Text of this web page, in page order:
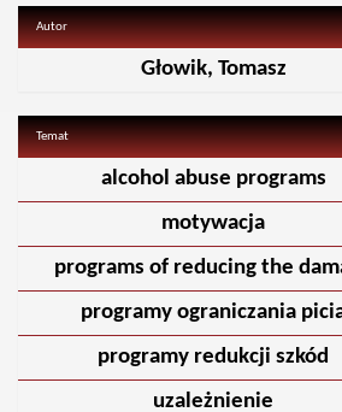
Autor
Głowik, Tomasz
Temat
alcohol abuse programs
motywacja
programs of reducing the
programy ograniczania
programy redukcji szkód
uzależnienie